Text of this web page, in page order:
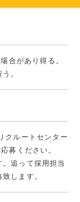
合があり得る。
。
クルートセンター
募ください。
追って採用担当
します。